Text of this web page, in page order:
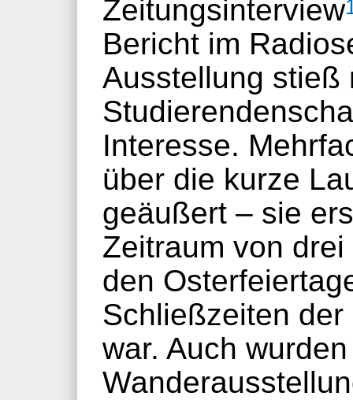
Zeitungsinterview
Bericht im
Ausstellung stieß
Interesse.
über die kurze
geäußert – sie
Zeitraum von
den
Schließzeiten
war. Auch